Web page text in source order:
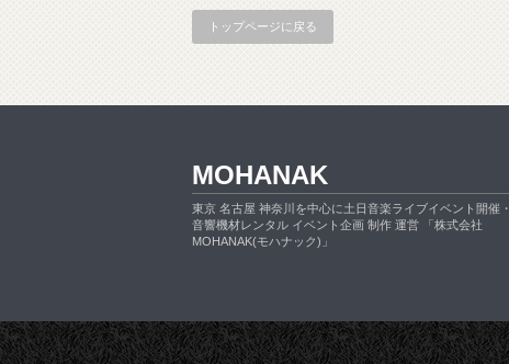
トップページに戻る
MOHANAK
東京 名古屋 神奈川を中心に土日音楽ライブイベント開催・
音響機材レンタル イベント企画 制作 運営 「株式会社
MOHANAK(モハナック)」